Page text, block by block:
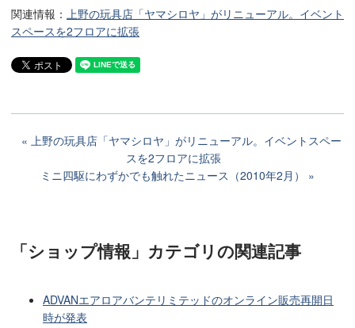
関連情報： 上野の玩具店「ヤマシロヤ」がリニューアル。イベント
スペースを2フロアに拡張
上野の玩具店「ヤマシロヤ」がリニューアル。イベントスペー
スを2フロアに拡張
ミニ四駆にわずかでも触れたニュース（2010年2月）
「ショップ情報」カテゴリの関連記事
ADVANエアロアバンテリミテッドのオンライン販売再開日
時が発表